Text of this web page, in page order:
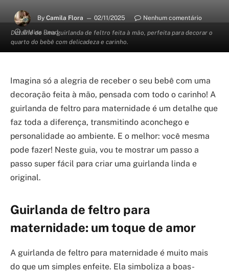
Detalhe de uma guirlanda de feltro feita à mão, perfeita para decorar o
quarto do bebê com delicadeza e carinho.
By Camila Flora 02/11/2025
Nenhum comentário
6 Mins Read
Imagina só a alegria de receber o seu bebê com uma
decoração feita à mão, pensada com todo o carinho! A
guirlanda de feltro para maternidade é um detalhe que
faz toda a diferença, transmitindo aconchego e
personalidade ao ambiente. E o melhor: você mesma
pode fazer! Neste guia, vou te mostrar um passo a
passo super fácil para criar uma guirlanda linda e
original.
Guirlanda de feltro para
maternidade: um toque de amor
A guirlanda de feltro para maternidade é muito mais
do que um simples enfeite. Ela simboliza a boas-